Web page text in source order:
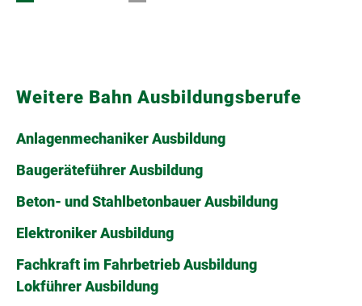
Weitere Bahn Ausbildungsberufe
Anlagenmechaniker Ausbildung
Baugeräteführer Ausbildung
Beton- und Stahlbetonbauer Ausbildung
Elektroniker Ausbildung
Fachkraft im Fahrbetrieb Ausbildung
Lokführer Ausbildung